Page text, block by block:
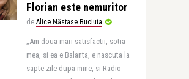
Florian este nemuritor
de Alice Năstase Buciuta
„Am doua mari satisfactii, sotia
mea, si ea e Balanta, e nascuta la
sapte zile dupa mine, si Radio